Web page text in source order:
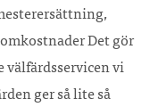
Det gör
vi
ger så lite så